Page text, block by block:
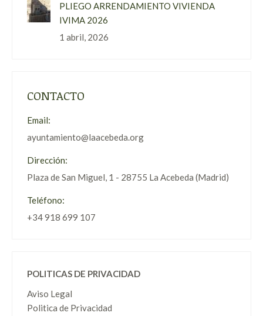
PLIEGO ARRENDAMIENTO VIVIENDA
IVIMA 2026
1 abril, 2026
CONTACTO
Email:
ayuntamiento@laacebeda.org
Dirección:
Plaza de San Miguel, 1 - 28755 La Acebeda (Madrid)
Teléfono:
+34 918 699 107
POLITICAS DE PRIVACIDAD
Aviso Legal
Politica de Privacidad